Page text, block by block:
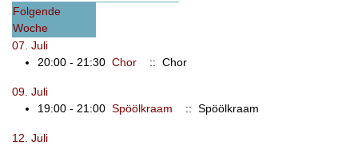
Folgende
Woche
07. Juli
20:00 - 21:30 Chor :: Chor
09. Juli
19:00 - 21:00 Spöölkraam :: Spöölkraam
12. Juli